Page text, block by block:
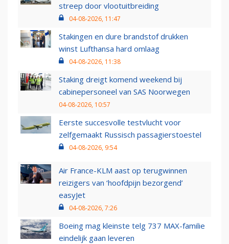
streep door vlootuitbreiding
04-08-2026, 11:47
Stakingen en dure brandstof drukken
winst Lufthansa hard omlaag
04-08-2026, 11:38
Staking dreigt komend weekend bij
cabinepersoneel van SAS Noorwegen
04-08-2026, 10:57
Eerste succesvolle testvlucht voor
zelfgemaakt Russisch passagierstoestel
04-08-2026, 9:54
Air France-KLM aast op terugwinnen
reizigers van ‘hoofdpijn bezorgend’
easyJet
04-08-2026, 7:26
Boeing mag kleinste telg 737 MAX-familie
eindelijk gaan leveren